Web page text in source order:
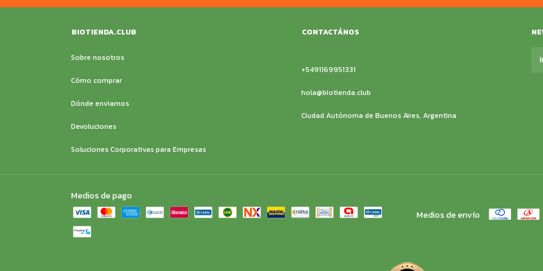
BIOTIENDA.CLUB
Sobre nosotros
Cómo comprar
Dónde enviamos
Devoluciones
Soluciones Corporativas para Empresas
CONTACTÁNOS
+5491169951331
hola@biotienda.club
Ciudad Autónoma de Buenos Aires, Argentina
Medios de pago
Medios de envío